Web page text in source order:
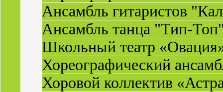
Ансамбль гитаристов
Ансамбль танца "Тип-
Школьный театр
Хореографический
Хоровой коллектив